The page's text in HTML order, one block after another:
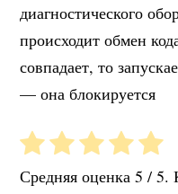
диагностического
происходит обмен
совпадает, то
— она блокируется
Средняя оценка5 / 5.